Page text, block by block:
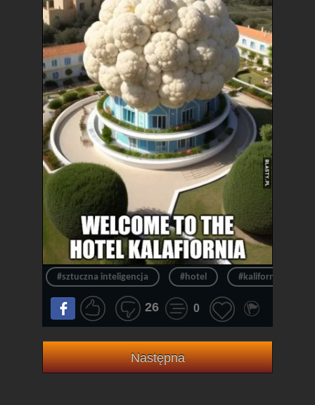
#sztuczna inteligencja #hotel #kalifornia
26 0
Następna